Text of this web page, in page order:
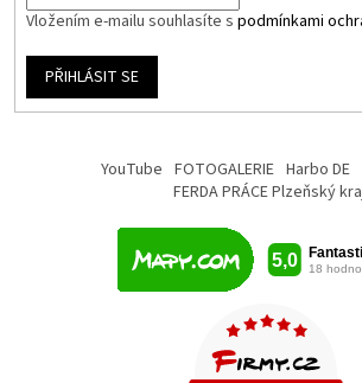
Vložením e-mailu souhlasíte s podmínkami
PŘIHLÁSIT SE
YouTube FOTOGALERIE Harbo DE
FERDA PRÁCE Plzeňský